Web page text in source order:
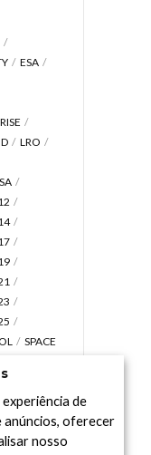
ESA
LRO
SPACE
de
anúncios, oferecer
nosso